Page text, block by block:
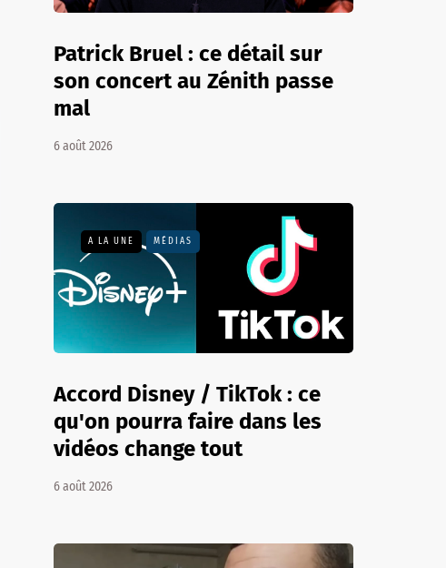
Patrick Bruel : ce détail sur
son concert au Zénith passe
mal
6 août 2026
A LA UNE MÉDIAS
Accord Disney / TikTok : ce
qu'on pourra faire dans les
vidéos change tout
6 août 2026